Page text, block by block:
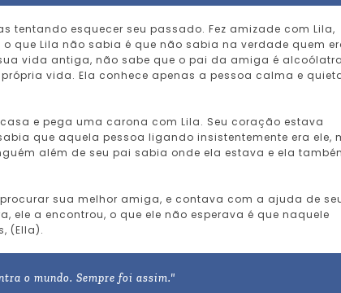
tentando esquecer seu passado. Fez amizade com Lila,
que Lila não sabia é que não sabia na verdade quem
vida antiga, não sabe que o pai da amiga é
vida. Ela conhece apenas a pessoa calma e
e pega uma carona com Lila. Seu coração estava
que aquela pessoa ligando insistentemente era ele,
além de seu pai sabia onde ela estava e ela
sua melhor amiga, e contava com a ajuda de
ele a encontrou, o que ele não esperava é que naquele
(Ella).
o mundo. Sempre foi assim."